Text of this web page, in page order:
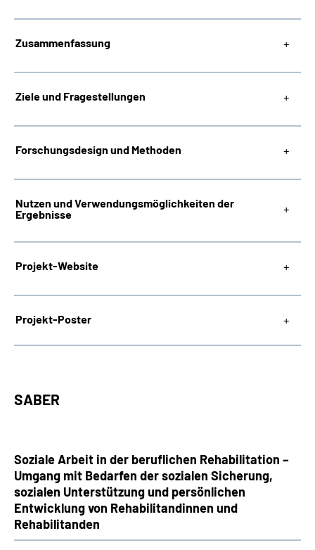
Zusammenfassung
Ziele und Fragestellungen
Forschungsdesign und Methoden
Nutzen und Verwendungsmöglichkeiten der
Ergebnisse
Projekt-Website
Projekt-Poster
SABER
Soziale Arbeit in der beruflichen Rehabilitation –
Umgang mit Bedarfen der sozialen Sicherung,
sozialen Unterstützung und persönlichen
Entwicklung von Rehabilitandinnen und
Rehabilitanden